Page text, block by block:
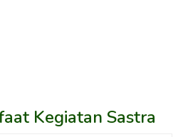
Kegiatan Sastra